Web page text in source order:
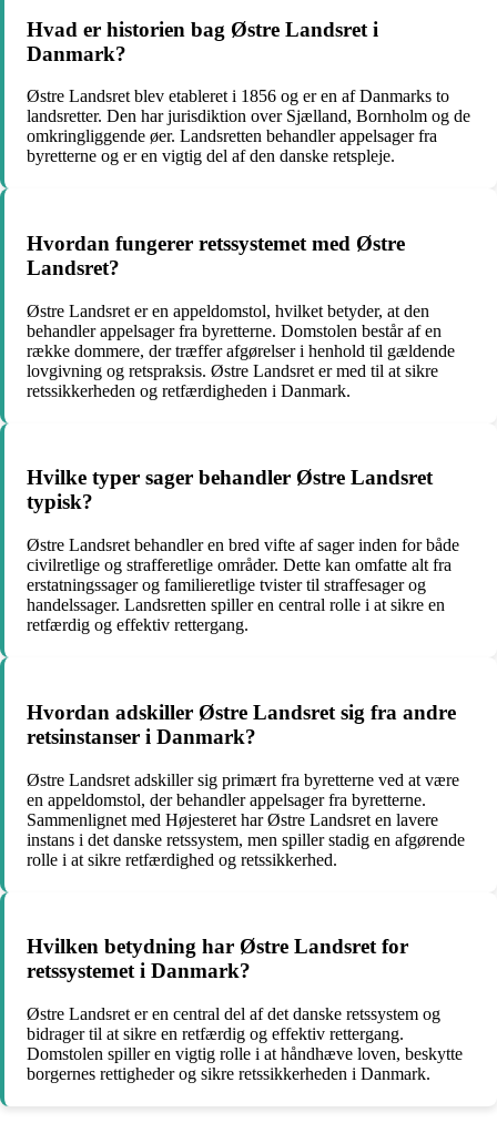
Hvad er historien bag Østre Landsret i
Danmark?
Østre Landsret blev etableret i 1856 og er en af Danmarks to
landsretter. Den har jurisdiktion over Sjælland, Bornholm og de
omkringliggende øer. Landsretten behandler appelsager fra
byretterne og er en vigtig del af den danske retspleje.
Hvordan fungerer retssystemet med Østre
Landsret?
Østre Landsret er en appeldomstol, hvilket betyder, at den
behandler appelsager fra byretterne. Domstolen består af en
række dommere, der træffer afgørelser i henhold til gældende
lovgivning og retspraksis. Østre Landsret er med til at sikre
retssikkerheden og retfærdigheden i Danmark.
Hvilke typer sager behandler Østre Landsret
typisk?
Østre Landsret behandler en bred vifte af sager inden for både
civilretlige og strafferetlige områder. Dette kan omfatte alt fra
erstatningssager og familieretlige tvister til straffesager og
handelssager. Landsretten spiller en central rolle i at sikre en
retfærdig og effektiv rettergang.
Hvordan adskiller Østre Landsret sig fra andre
retsinstanser i Danmark?
Østre Landsret adskiller sig primært fra byretterne ved at være
en appeldomstol, der behandler appelsager fra byretterne.
Sammenlignet med Højesteret har Østre Landsret en lavere
instans i det danske retssystem, men spiller stadig en afgørende
rolle i at sikre retfærdighed og retssikkerhed.
Hvilken betydning har Østre Landsret for
retssystemet i Danmark?
Østre Landsret er en central del af det danske retssystem og
bidrager til at sikre en retfærdig og effektiv rettergang.
Domstolen spiller en vigtig rolle i at håndhæve loven, beskytte
borgernes rettigheder og sikre retssikkerheden i Danmark.